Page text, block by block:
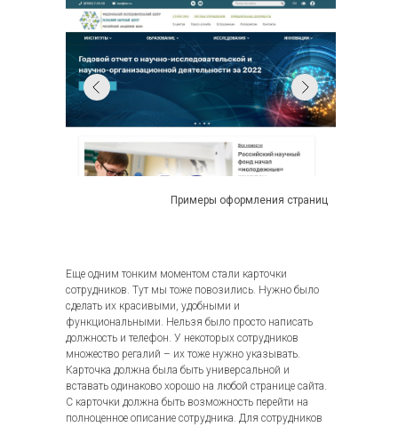
Еще одним тонким моментом стали карточки
сотрудников. Тут мы тоже повозились. Нужно было
сделать их красивыми, удобными и
функциональными. Нельзя было просто написать
должность и телефон. У некоторых сотрудников
множество регалий – их тоже нужно указывать.
Карточка должна была быть универсальной и
вставать одинаково хорошо на любой странице сайта.
С карточки должна быть возможность перейти на
полноценное описание сотрудника. Для сотрудников
Примеры оформления страниц